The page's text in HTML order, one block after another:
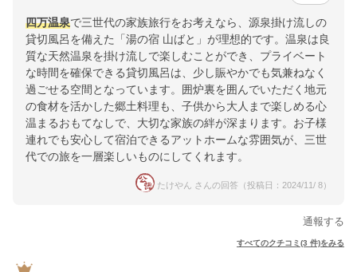
四万温泉で三世代の家族旅行をお考えなら、源泉掛け流しの
貸切風呂を備えた「湯の宿 山ばと」が理想的です。温泉は良
質な天然温泉を掛け流しで楽しむことができ、プライベート
な時間を確保できる貸切風呂は、少し賑やかでも気兼ねなく
過ごせる空間となっています。囲炉裏を囲んでいただく地元
の食材を活かした郷土料理も、子供から大人まで楽しめる心
温まるおもてなしで、大切な家族の絆が深まります。お子様
連れでも安心して宿泊できるアットホームな雰囲気が、三世
代での旅を一層楽しいものにしてくれます。
たけやん さんの回答（投稿日：2024/11/ 8）
通報する
すべてのクチコミ(3 件)をみる